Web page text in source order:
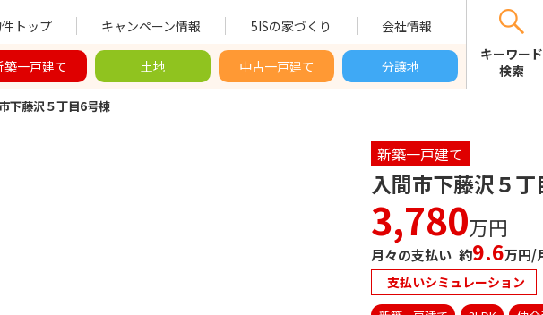
トップ キャンペーン情報 5ISの家づくり 会社情報
築一戸建て 土地 中古一戸建て 分譲地
キーワード
検索
下藤沢５丁目6号棟
新築一戸建て
入間市下藤沢５
3,780万円
月々の支払い 約9.6万円/
支払いシミュレーション